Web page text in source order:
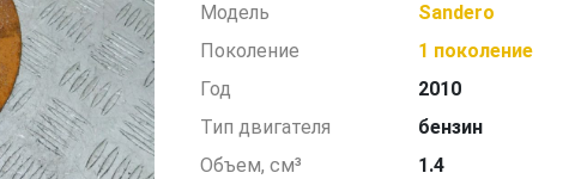
Модель
Sandero
Поколение
1 поколение
Год
2010
Тип двигателя
бензин
Объем, см³
1.4